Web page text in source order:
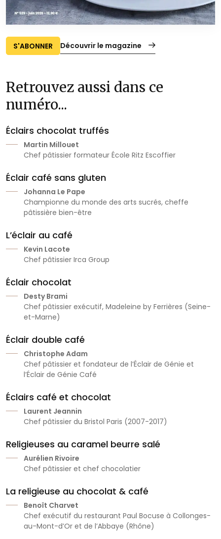
S'ABONNER Découvrir le magazine
Retrouvez aussi dans ce
numéro...
Éclairs chocolat truffés
Martin Millouet
Chef pâtissier formateur École Ritz Escoffier
Éclair café sans gluten
Johanna Le Pape
Championne du monde des arts sucrés, cheffe
pâtissière bien-être
L’éclair au café
Kevin Lacote
Chef pâtissier Irca Group
Éclair chocolat
Desty Brami
Chef pâtissier exécutif, Madeleine by Ferrières (Seine-
et-Marne)
Éclair double café
Christophe Adam
Chef pâtissier et fondateur de l’Éclair de Génie et
l’Éclair de Génie Café
Éclairs café et chocolat
Laurent Jeannin
Chef pâtissier du Bristol Paris (2007-2017)
Religieuses au caramel beurre salé
Aurélien Rivoire
Chef pâtissier et chef chocolatier
La religieuse au chocolat & café
Benoît Charvet
Chef exécutif du restaurant Paul Bocuse à Collonges-
au-Mont-d’Or et de l’Abbaye (Rhône)